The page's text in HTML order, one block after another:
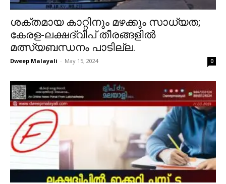
ശക്തമായ കാറ്റിനും മഴക്കും സാധ്യത;
കേരള-ലക്ഷദ്വീപ് തീരങ്ങളിൽ
മത്സ്യബന്ധനം പാടില്ല.
Dweep Malayali - May 15, 2024 0